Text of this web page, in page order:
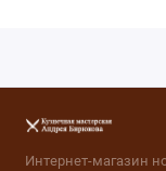
Интернет-магазин